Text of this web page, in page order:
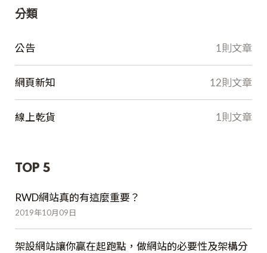
分類
公告 1則文章
網頁新知 12則文章
線上乾貨 1則文章
TOP 5
RWD網站真的有這麼重要？
2019年10月09日
架設網站讓你贏在起跑點，做網站的必要性及架構分